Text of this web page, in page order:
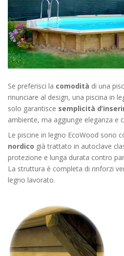
Se preferisci la comodità di una
rinunciare al design, una piscina in
solo garantisce semplicità
ambiente, ma aggiunge eleganza e
Le piscine in legno EcoWood sono
nordico già trattato in autoclave
protezione e lunga durata contro
La struttura è completa di rinforzi
legno lavorato.